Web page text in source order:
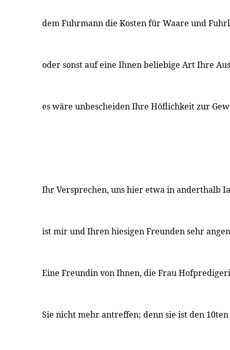
dem Fuhrmann die Kosten für Waare und
oder sonst auf eine Ihnen beliebige Art Ihre
es wäre unbescheiden Ihre Höflichkeit zur
Ihr Versprechen, uns hier etwa in anderthalb
ist mir und Ihren hiesigen Freunden sehr
Eine Freundin von Ihnen, die Frau
Sie nicht mehr antreffen; denn sie ist den